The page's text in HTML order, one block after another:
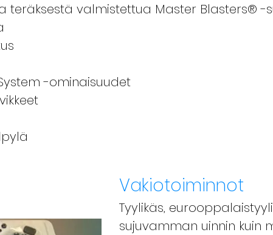
teräksestä valmistettua Master Blasters® -
-ominaisuudet
Vakiotoiminnot
Tyylikäs,
sujuvamman uinnin kuin